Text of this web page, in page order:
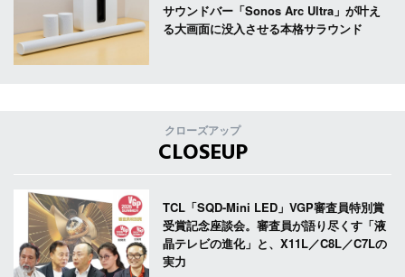
サウンドバー「Sonos Arc Ultra」が叶え
る大画面に没入させる本格サラウンド
クローズアップ
CLOSEUP
TCL「SQD-Mini LED」VGP審査員特別賞
受賞記念座談会。審査員が語り尽くす「液
晶テレビの進化」と、X11L／C8L／C7Lの
実力